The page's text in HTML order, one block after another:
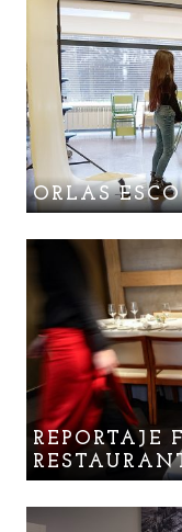
ORLAS
REPORTAJE